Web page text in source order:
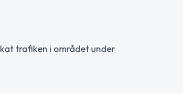
trafiken i området under